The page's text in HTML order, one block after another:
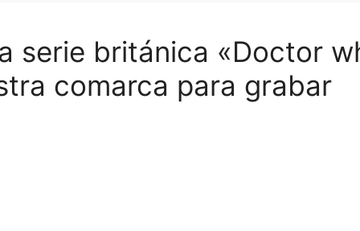
serie británica «Doctor
comarca para grabar